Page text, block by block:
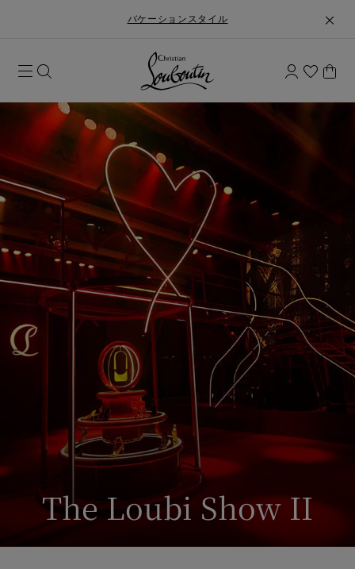
バケーションスタイル
The Loubi Show II